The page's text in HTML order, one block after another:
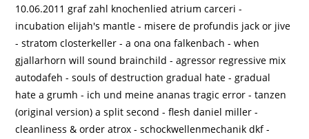
10.06.2011 graf zahl knochenlied atrium carceri -
incubation elijah's mantle - misere de profundis jack or jive
- stratom closterkeller - a ona ona falkenbach - when
gjallarhorn will sound brainchild - agressor regressive mix
autodafeh - souls of destruction gradual hate - gradual
hate a grumh - ich und meine ananas tragic error - tanzen
(original version) a split second - flesh daniel miller -
cleanliness & order atrox - schockwellenmechanik dkf -